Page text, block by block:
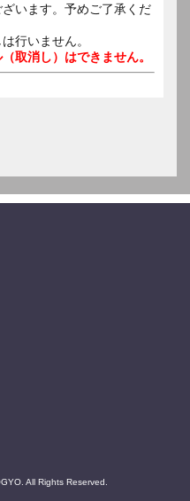
います。予めご了承くだ
行いません。
取消し）はできません。
All Rights Reserved.